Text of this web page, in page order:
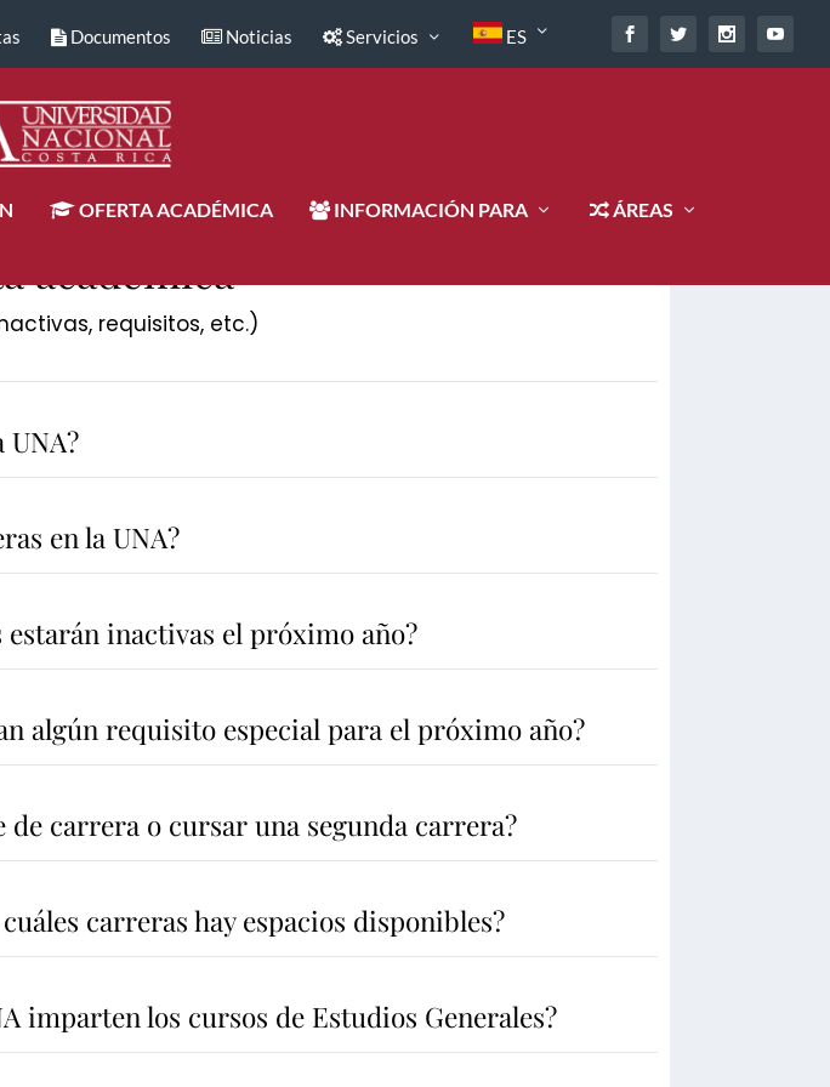
Documentos Noticias Servicios ES
OFERTA ACADÉMICA INFORMACIÓN PARA ÁREAS
académica
requisitos, etc.)
UNA?
en la UNA?
estarán inactivas el próximo año?
algún requisito especial para el próximo año?
de carrera o cursar una segunda carrera?
carreras hay espacios disponibles?
imparten los cursos de Estudios Generales?